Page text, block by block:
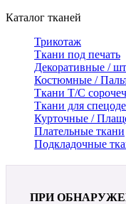
Каталог тканей
Трикотаж
Ткани под печать
Декоративные /
Костюмные /
Ткани Т/С
Ткани для
Курточные /
Плательные ткани
Подкладочные
ПРИ